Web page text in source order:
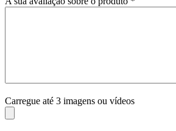
Carregue até 3 imagens ou vídeos